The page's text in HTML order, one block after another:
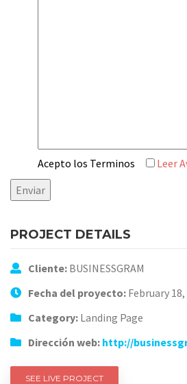
Acepto los Terminos Leer
PROJECT DETAILS
Cliente: BUSINESSGRAM
Fecha del proyecto: February 18,
Category: Landing Page
Dirección web: http://
SEE LIVE PROJECT